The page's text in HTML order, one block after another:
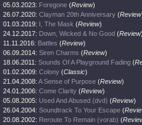
05.03.2023: Foregone (Review)
26.07.2020: Clayman 20th Anniversary (Review
01.03.2019: I, The Mask (Review)
24.12.2017: Down, Wicked & No Good (Review
11.11.2016: Battles (Review)
06.09.2014: Siren Charms (Review)
18.06.2011: Sounds Of A Playground Fading (
01.02.2009: Colony (Classic)
21.04.2008: A Sense of Purpose (Review)
24.01.2006: Come Clarity (Review)
05.08.2005: Used And Abused (dvd) (Review)
26.04.2004: Soundtrack To Your Escape (
20.08.2002: Reroute To Remain (vorab) (